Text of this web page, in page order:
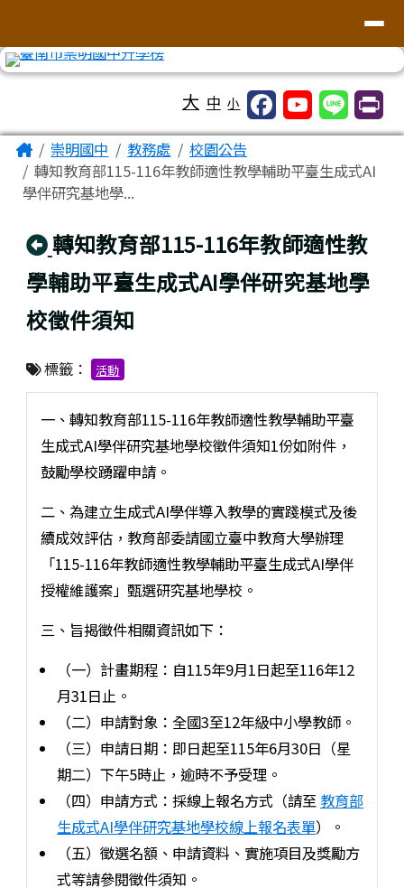
大 中 小
主內容區域
Home崇明國中 教務處
校園公告
轉知教育部115-116年教師適性教學輔助平臺生成式AI
學伴研究基地學...
回上頁
轉知教育部115-116年教師適性教
學輔助平臺生成式AI學伴研究基地學
校徵件須知
標籤： 活動
一、轉知教育部115-116年教師適性教學輔助平臺
生成式AI學伴研究基地學校徵件須知1份如附件，
鼓勵學校踴躍申請。
二、為建立生成式AI學伴導入教學的實踐模式及後
續成效評估，教育部委請國立臺中教育大學辦理
「115-116年教師適性教學輔助平臺生成式AI學伴
授權維護案」甄選研究基地學校。
三、旨揭徵件相關資訊如下：
（一）計畫期程：自115年9月1日起至116年12
月31日止。
（二）申請對象：全國3至12年級中小學教師。
（三）申請日期：即日起至115年6月30日（星
期二）下午5時止，逾時不予受理。
（四）申請方式：採線上報名方式（請至 教育部
生成式AI學伴研究基地學校線上報名表單）。
（五）徵選名額、申請資料、實施項目及獎勵方
式等請參閱徵件須知。
頁尾區域